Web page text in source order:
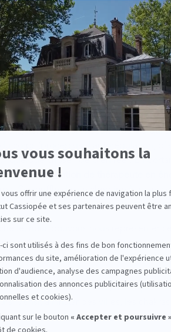
: DU
signifie "roue de feu" en sanskrit :
rotatoire. La plupart des
énergétiquesont basées sur
l'énergie est le souffle de vie qui
corps (processus d'autorégulation,
"quelque chose" de bien réel. En
bonneformation de thérapeute en
Ce souffle de vie chemine à
et nadis en Inde. Lorsque
nous pouvons nous représenter
urbaines : les villes. Par
zones d'échange aux niveaux
les places boursières telles
(chakras majeurs) alors que
Ainsi, à l'instar des villes, les
majeurs, 21 centres mineurs et 49